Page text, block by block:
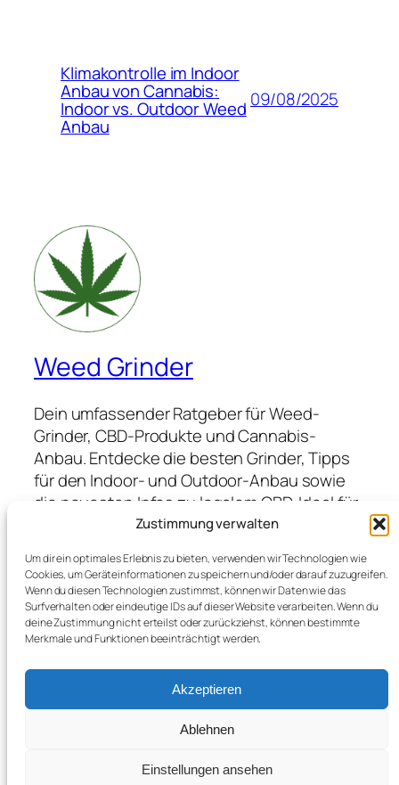
Zustimmung verwalten
Um dir ein optimales Erlebnis zu bieten, verwenden wir Technologien wie
Cookies, um Geräteinformationen zu speichern und/oder darauf zuzugreifen.
Wenn du diesen Technologien zustimmst, können wir Daten wie das
Surfverhalten oder eindeutige IDs auf dieser Website verarbeiten. Wenn du
deine Zustimmung nicht erteilst oder zurückziehst, können bestimmte
Merkmale und Funktionen beeinträchtigt werden.
Akzeptieren
Ablehnen
Einstellungen ansehen
Klimakontrolle im Indoor
Anbau von Cannabis:
Indoor vs. Outdoor Weed
Anbau
09/08/2025
Weed Grinder
Dein umfassender Ratgeber für Weed-
Grinder, CBD-Produkte und Cannabis-
Anbau. Entdecke die besten Grinder, Tipps
für den Indoor- und Outdoor-Anbau sowie
die neuesten Infos zu legalem CBD. Ideal für
Anfänger und Profis, die hochwertige
profitieren möchten.
Blog
Veranstaltungen
Twenty Twenty-Five Gestaltet mit